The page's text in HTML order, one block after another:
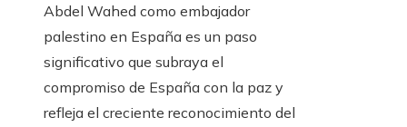
Abdel Wahed como embajador
palestino en España es un paso
significativo que subraya el
compromiso de España con la paz y
refleja el creciente reconocimiento del